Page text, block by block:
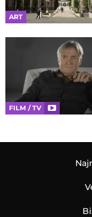
ART
FILM / TV